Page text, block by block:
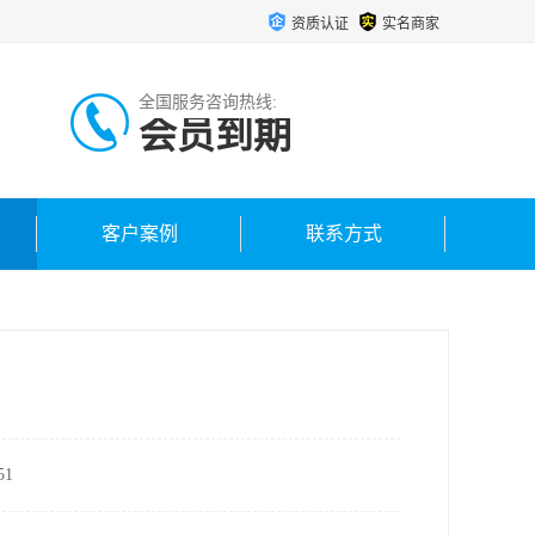
资质认证 实名商家
全国服务咨询热线:
会员到期
客户案例 联系方式